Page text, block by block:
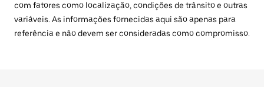
com fatores como localização, condições de trânsito e outras
variáveis. As informações fornecidas aqui são apenas para
referência e não devem ser consideradas como compromisso.